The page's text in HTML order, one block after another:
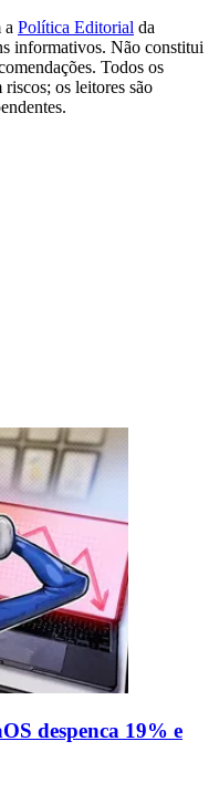
a Política Editorial da
informativos. Não constitui
Todos os
os leitores são
despenca 19% e